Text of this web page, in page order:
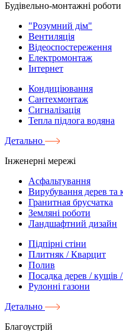
Будівельно-монтажні роботи
"Розумний дім"
Вентиляція
Відеоспостереження
Електромонтаж
Інтернет
Кондиціювання
Сантехмонтаж
Сигналізація
Тепла підлога водяна
Детально
Інженерні мережі
Асфальтування
Вирубування дерев та
Гранитная брусчатка
Земляні роботи
Ландшафтний дизайн
Підпірні стіни
Плитняк / Кварцит
Полив
Посадка дерев / кущів /
Рулонні газони
Детально
Благоустрій